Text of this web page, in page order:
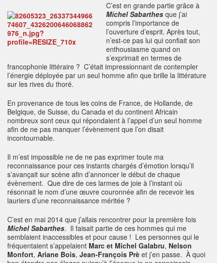
C’est en grande partie grâce à
Michel Sabarthes que j’ai
compris l’importance de
l’ouverture d’esprit. Après tout,
n’est-ce pas lui qui confiait son
enthousiasme quand on
s’exprimait en termes de
francophonie littéraire ? C’était impressionnant de contempler
l’énergie déployée par un seul homme afin que brille la littérature
sur les rives du thoré.
En provenance de tous les coins de France, de Hollande, de
Belgique, de Suisse, du Canada et du continent Africain
nombreux sont ceux qui répondaient à l’appel d’un seul homme
afin de ne pas manquer l’évènement que l’on disait
incontournable.
Il m’est impossible ne de ne pas exprimer toute ma
reconnaissance pour ces instants chargés d’émotion lorsqu’il
s’avançait sur scène afin d’annoncer le début de chaque
évènement. Que dire de ces larmes de joie à l’instant où
résonnait le nom d’une œuvre couronnée afin de recevoir les
lauriers d’une reconnaissance méritée ?
C’est en mai 2014 que j’allais rencontrer pour la première fois
Michel Sabarthes. Il faisait partie de ces hommes qui me
semblaient inaccessibles et pour cause ! Les personnes qui le
fréquentaient s’appelaient Marc et Michel Galabru, Nelson
Monfort, Ariane Bois, Jean-François Prè et j’en passe. À quoi